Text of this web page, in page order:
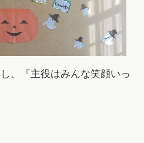
、『主役はみんな笑顔いっ